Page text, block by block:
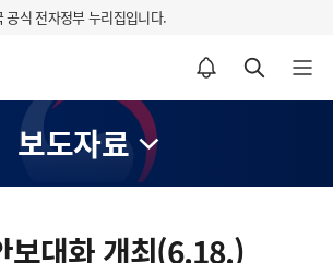
공식 전자정부 누리집입니다.
알림설정 바로가기 검색 바로가기 메뉴 열기
보도자료
보대화 개최(6.18.)